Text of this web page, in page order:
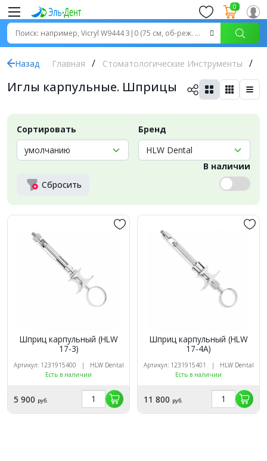
0
Назад Главная Стоматологические Инструменты
Иглы карпульные. Шприцы
Сортировать Бренд
Сбросить
В наличии
Шприц карпульный (HLW
17-3)
Артикул: 1231915400 | HLW Dental
Есть в наличии
5 900 руб.
Шприц карпульный (HLW
17-4A)
Артикул: 1231915401 | HLW Dental
Есть в наличии
11 800 руб.